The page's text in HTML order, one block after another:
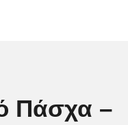
Πάσχα –